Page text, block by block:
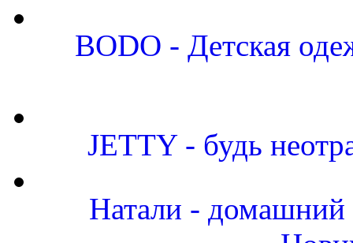
BODO - Детская
JETTY - будь
Натали - домашний